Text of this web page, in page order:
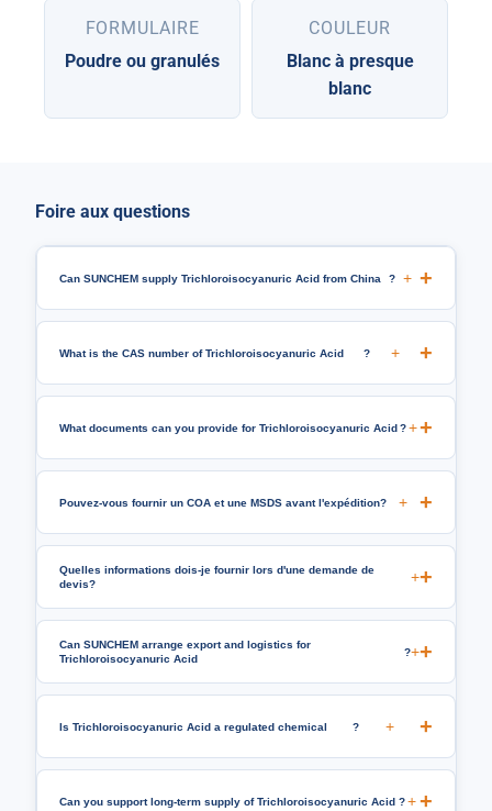
FORMULAIRE
Poudre ou granulés
COULEUR
Blanc à presque
blanc
Foire aux questions
Can SUNCHEM supply Trichloroisocyanuric Acid from China ? +
What is the CAS number of Trichloroisocyanuric Acid ? +
What documents can you provide for Trichloroisocyanuric Acid?+
Pouvez-vous fournir un COA et une MSDS avant l'expédition? +
Quelles informations dois-je fournir lors d'une demande de
devis?
+
Can SUNCHEM arrange export and logistics for
Trichloroisocyanuric Acid
?+
Is Trichloroisocyanuric Acid a regulated chemical ? +
Can you support long-term supply of Trichloroisocyanuric Acid ? +